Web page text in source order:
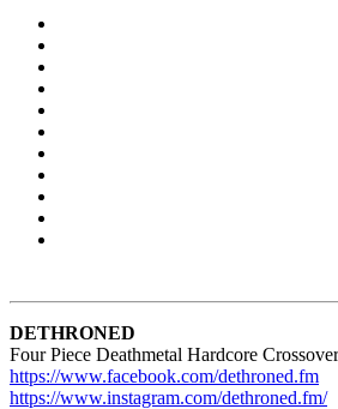
DETHRONED
Four Piece Deathmetal Hardcore
https://www.facebook.com/dethroned.fm
https://www.instagram.com/dethroned.fm/